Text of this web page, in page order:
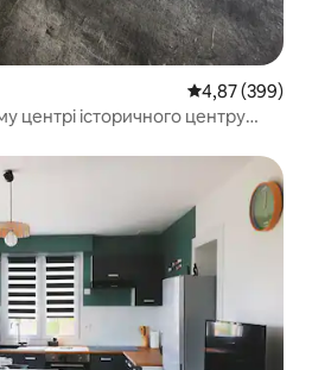
Середня
4,87 (399)
центрі історичного центру